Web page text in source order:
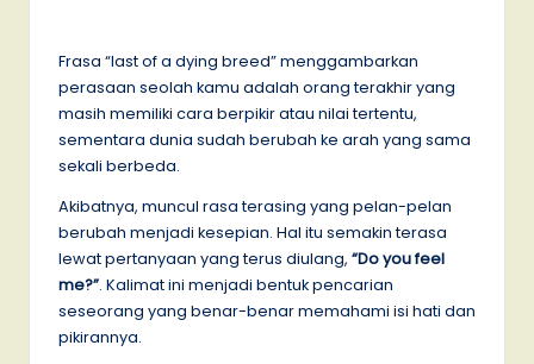
Frasa “last of a dying breed” menggambarkan
perasaan seolah kamu adalah orang terakhir yang
masih memiliki cara berpikir atau nilai tertentu,
sementara dunia sudah berubah ke arah yang sama
sekali berbeda.
Akibatnya, muncul rasa terasing yang pelan-pelan
berubah menjadi kesepian. Hal itu semakin terasa
lewat pertanyaan yang terus diulang, “Do you feel
me?”. Kalimat ini menjadi bentuk pencarian
seseorang yang benar-benar memahami isi hati dan
pikirannya.